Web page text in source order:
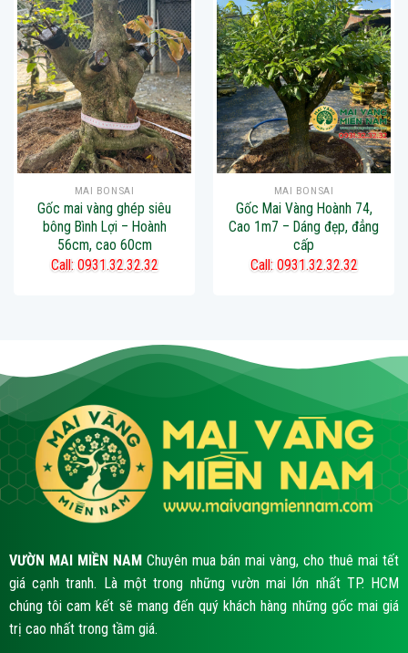
MAI BONSAI
Gốc mai vàng ghép siêu
bông Bình Lợi – Hoành
56cm, cao 60cm
Call: 0931.32.32.32
MAI BONSAI
Gốc Mai Vàng Hoành 74,
Cao 1m7 – Dáng đẹp, đẳng
cấp
Call: 0931.32.32.32
VƯỜN MAI MIỀN NAM Chuyên mua bán mai vàng, cho thuê mai tết
giá cạnh tranh. Là một trong những vườn mai lớn nhất TP. HCM
chúng tôi cam kết sẽ mang đến quý khách hàng những gốc mai giá
trị cao nhất trong tầm giá.